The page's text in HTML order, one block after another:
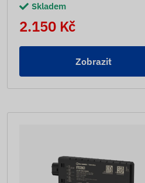
Skladem
2.150 Kč
Zobrazit